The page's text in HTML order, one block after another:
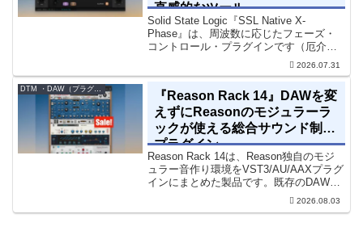
直感的なツール
Solid State Logic『SSL Native X-
Phase』は、周波数に応じたフェーズ・
コントロール・プラグインです（厄介な
位相の問題を修正するための直感的なツ
ールです）。特定の周波数で位相をシフ
2026.07.31
『Reason Rack 14』DAWを変
えずにReasonのモジュラーラ
ックが使える総合サウンド制作
プラグイン
Reason Rack 14は、Reason独自のモジ
ュラー音作り環境をVST3/AU/AAXプラグ
インにまとめた製品です。既存のDAWを
乗り換えることなく、68種類のシンセや
2026.08.03